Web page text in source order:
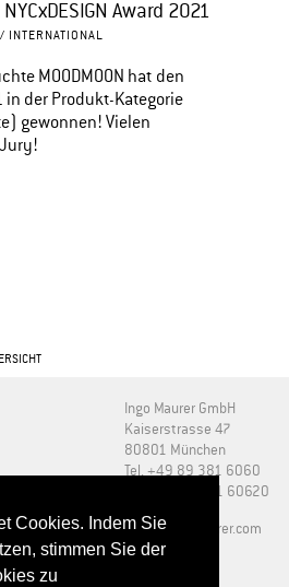
Cookies. Indem Sie
stimmen Sie der
zu
Award 2021
INTERNATIONAL
MOODMOON hat den
in der Produkt-Kategorie
gewonnen! Vielen
Ingo Maurer GmbH
Kaiserstrasse 47
80801 München
Tel. +49 89 381 6060
Fax +49 89 381 60620
​info@ingo-maurer.com